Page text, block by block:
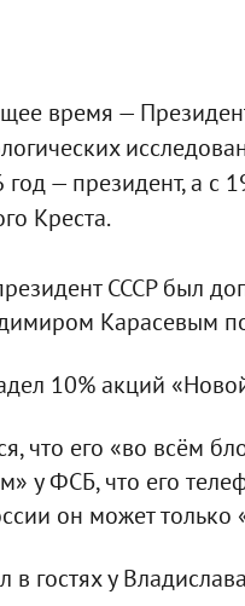
время —
— президент, а с
Креста.
СССР был
Карасевым
10% акций
что его «во всём
у ФСБ, что его
он может
в гостях у